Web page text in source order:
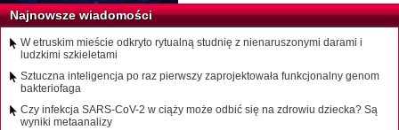
Najnowsze wiadomości
W etruskim mieście odkryto rytualną studnię z nienaruszonymi darami i
ludzkimi szkieletami
Sztuczna inteligencja po raz pierwszy zaprojektowała funkcjonalny genom
bakteriofaga
Czy infekcja SARS-CoV-2 w ciąży może odbić się na zdrowiu dziecka? Są
wyniki metaanalizy